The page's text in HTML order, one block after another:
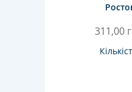
311,00